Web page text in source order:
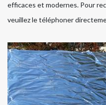
efficaces et modernes. Pour
veuillez le téléphoner